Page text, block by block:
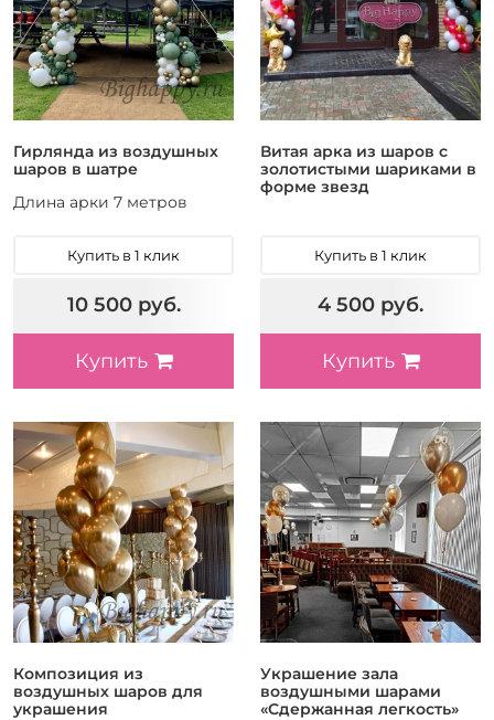
На год
На годик 13
Новый год 24
Определение пола 4
Открытие магазина 4
Последний звонок 4
Презентация
Рождество 8
Свидание 5
Смена девичьей
фамилии 1
Спортивное
мероприятие 1
праздник 2
Юбилей 64
гендер-пати
открытие 3
Форма
Звезда 102
Круглый 460
Сердце 82
Фигурный 334
Гирлянда из воздушных
шаров в шатре
Длина арки 7 метров
Купить в 1 клик
10 500 руб.
Купить
Витая арка из шаров с
золотистыми шариками в
форме звезд
Купить в 1 клик
4 500 руб.
Купить
Композиция из
воздушных шаров для
украшения
Украшение зала
воздушными шарами
«Сдержанная легкость»